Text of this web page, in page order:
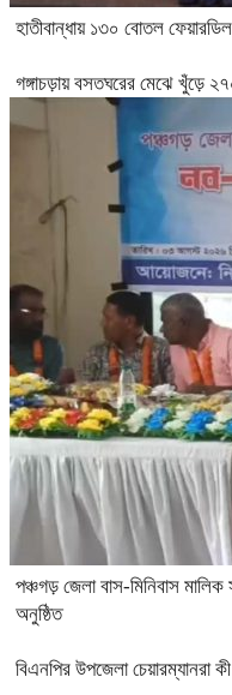
হাতীবান্ধায় ১৩০ বোতল
গঙ্গাচড়ায় বসতঘরের মেঝে খুঁড়ে
পঞ্চগড় জেলা বাস-মিনিবাস
অনুষ্ঠিত
বিএনপির উপজেলা চেয়ারম্যানরা